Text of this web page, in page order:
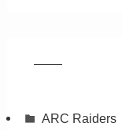
ARC Raiders